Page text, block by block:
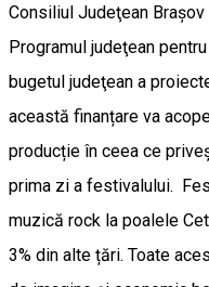
Consiliul Judeţean
Programul judeţean
bugetul judeţean a
această finanțare va
producție în ceea ce
prima zi a festivalului.
muzică rock la poalele
3% din alte țări. Toate